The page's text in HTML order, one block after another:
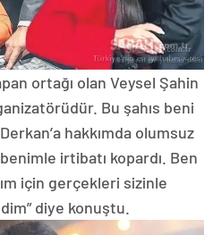
ortağı olan Veysel Şahin
Bu şahıs beni
hakkımda olumsuz
irtibatı kopardı. Ben
için gerçekleri sizinle
diye konuştu.